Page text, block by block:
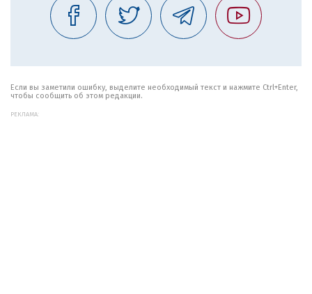
Если вы заметили ошибку, выделите необходимый текст и нажмите Ctrl+Enter,
чтобы сообщить об этом редакции.
РЕКЛАМА: